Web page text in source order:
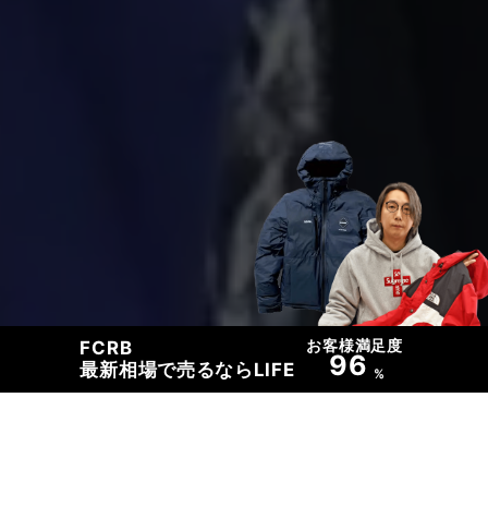
FCRB
最新相場で売るならLIFE
お客様満足度
96 %